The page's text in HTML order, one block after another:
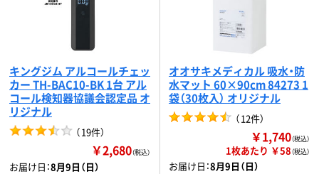
キングジム アルコールチェッ
カー TH-BAC10-BK 1台 アル
コール検知器協議会認定品 オ
リジナル
（19件）
￥2,680（税込）
お届け日：8月9日（日）
オオサキメディカル 吸水・防
水マット 60×90cm 84273 1
袋（30枚入） オリジナル
（12件）
￥1,740（税込）
1枚あたり ￥58（税込）
お届け日：8月9日（日）